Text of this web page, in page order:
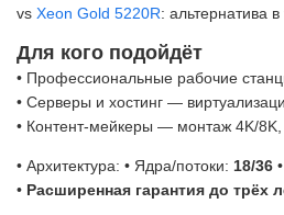
vs Xeon Gold 5220R: альтернатива
Для кого подойдёт
• Профессиональные рабочие
• Серверы и хостинг —
• Контент-мейкеры — монтаж 4K/
• Архитектура: • Ядра/потоки: 18/36
• Расширенная гарантия до трёх